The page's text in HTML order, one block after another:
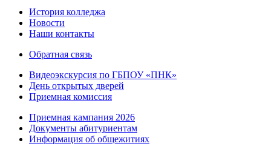
История колледжа
Новости
Наши контакты
Обратная связь
Видеоэкскурсия по ГБПОУ «ПНК»
День открытых дверей
Приемная комиссия
Приемная кампания 2026
Дoкументы абитуриентам
Информация об общежитиях